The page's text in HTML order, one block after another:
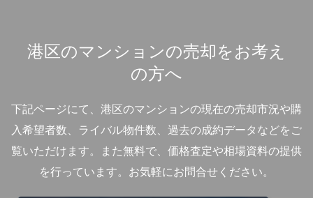
港区のマンションの売却をお考え
の方へ
下記ページにて、港区のマンションの現在の売却市況や購
入希望者数、ライバル物件数、過去の成約データなどをご
覧いただけます。
また無料で、価格査定や相場資料の提供
を行っています。お気軽にお問合せください。